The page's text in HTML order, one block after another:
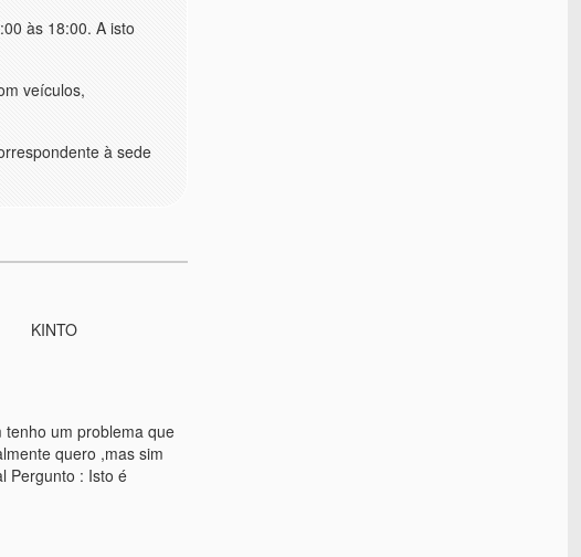
às 18:00. A isto
veículos,
à sede
KINTO
tenho um problema que
quero ,mas sim
Pergunto : Isto é